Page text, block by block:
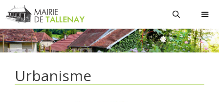
Aller
au
contenu
Urbanisme